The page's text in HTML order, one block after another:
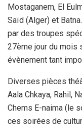
Mostaganem, El
Saïd (Alger) et
par des troupes
27ème jour du mois
évènement tant
Diverses pièces
Aala Chkaya, Rahil,
Chems E-naima (le
ces soirées de